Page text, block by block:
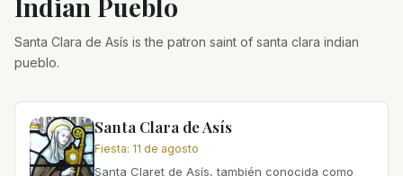
Indian Pueblo
Santa Clara de Asís is the patron saint of santa clara indian
pueblo.
Santa Clara de Asís
Fiesta: 11 de agosto
Santa Claret de Asís, también conocida como